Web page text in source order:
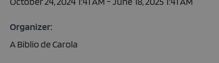
Organizer:
A Biblio de Carola